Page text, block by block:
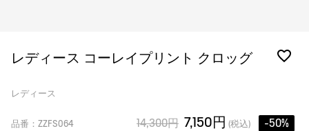
レディース コーレイプリント クロッグ
レディース
品番：ZZFS064 14,300円 7,150円 (税込) -50%